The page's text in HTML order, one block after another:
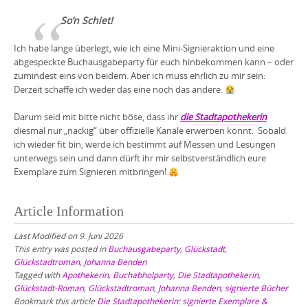
So’n Schiet!
Ich habe lange überlegt, wie ich eine Mini-Signieraktion und eine
abgespeckte Buchausgabeparty für euch hinbekommen kann – oder
zumindest eins von beidem. Aber ich muss ehrlich zu mir sein:
Derzeit schaffe ich weder das eine noch das andere.
Darum seid mit bitte nicht böse, dass ihr die Stadtapothekerin
diesmal nur „nackig“ über offizielle Kanäle erwerben könnt. Sobald
ich wieder fit bin, werde ich bestimmt auf Messen und Lesungen
unterwegs sein und dann dürft ihr mir selbstverständlich eure
Exemplare zum Signieren mitbringen!
Article Information
Last Modified on 9. Juni 2026
This entry was posted inBuchausgabeparty, Glückstadt,
Glückstadtroman, Johanna Benden
Tagged withApothekerin, Buchabholparty, Die Stadtapothekerin,
Glückstadt-Roman, Glückstadtroman, Johanna Benden, signierte Bücher
Bookmark this article Die Stadtapothekerin: signierte Exemplare &